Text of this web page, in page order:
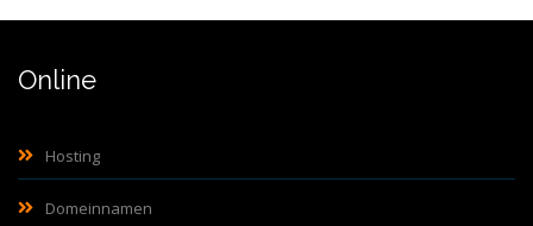
Online
Hosting
Domeinnamen